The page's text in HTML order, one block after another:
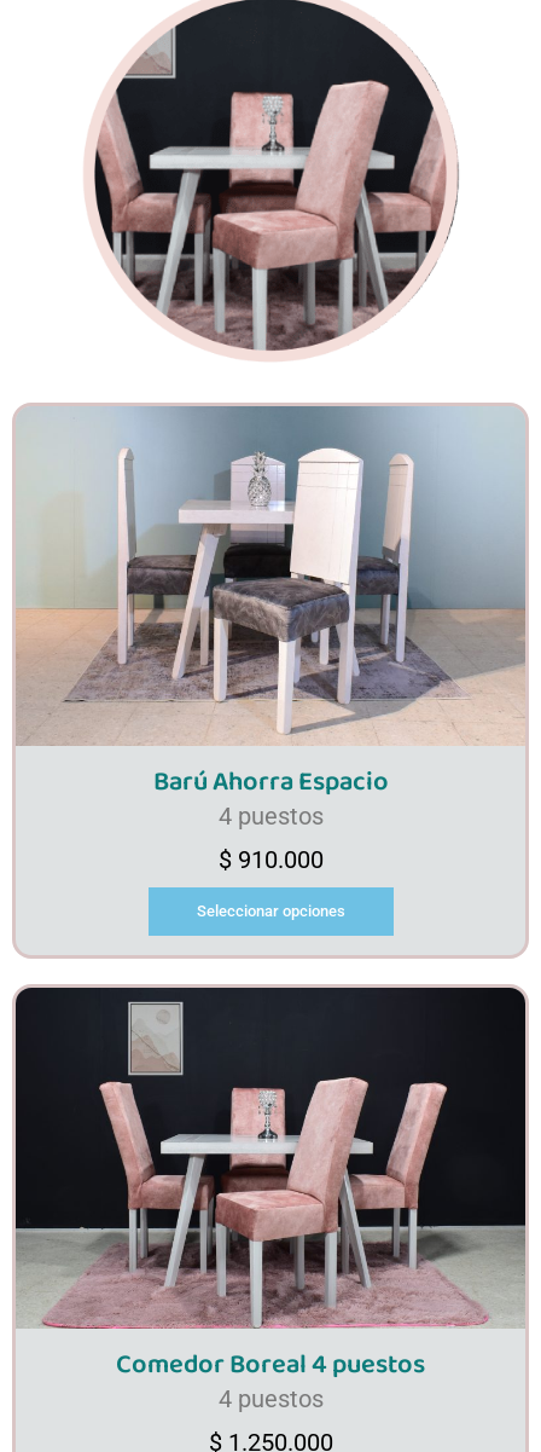
Barú Ahorra Espacio
4 puestos
$910.000
Seleccionar opciones
Comedor Boreal 4 puestos
4 puestos
$1.250.000